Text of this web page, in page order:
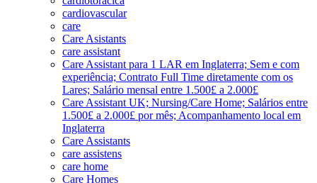
cardiovascular
care
Care Asistants
care assistant
Care Assistant para 1 LAR em Inglaterra; Sem e com
experiência; Contrato Full Time diretamente com os
Lares; Salário mensal entre 1.500£ a 2.000£
Care Assistant UK; Nursing/Care Home; Salários entre
1.500£ a 2.000£ por mês; Acompanhamento local em
Inglaterra
Care Assistants
care assistens
care home
Care Homes